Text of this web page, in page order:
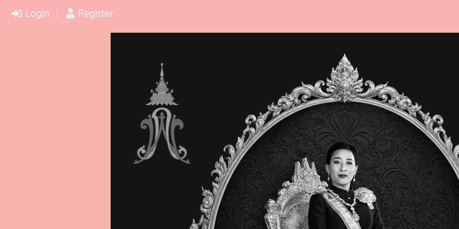
Login Register